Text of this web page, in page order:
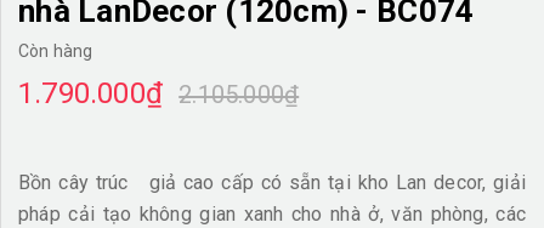
nhà LanDecor (120cm) - BC074
Còn hàng
1.790.000₫ 2.105.000₫
Bồn cây trúc giả cao cấp có sẵn tại kho Lan decor, giải
pháp cải tạo không gian xanh cho nhà ở, văn phòng, các